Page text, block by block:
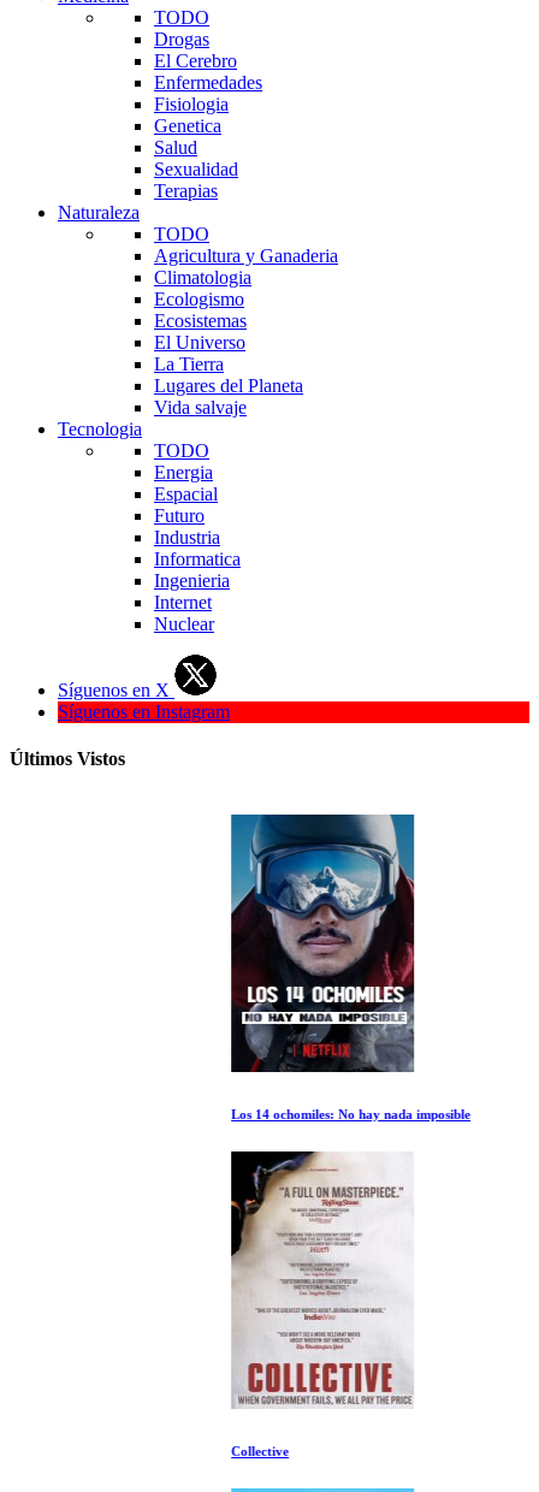
TODO
Drogas
El Cerebro
Enfermedades
Fisiologia
Genetica
Salud
Sexualidad
Terapias
Naturaleza
TODO
Agricultura y Ganaderia
Climatologia
Ecologismo
Ecosistemas
El Universo
La Tierra
Lugares del Planeta
Vida salvaje
Tecnologia
TODO
Energia
Espacial
Futuro
Industria
Informatica
Ingenieria
Internet
Nuclear
Síguenos en X
Síguenos en Instagram
Últimos Vistos
Los 14 ochomiles: No hay nada imposible